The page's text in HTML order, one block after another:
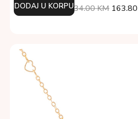
234.00KM 163.80
DODAJ U KORPU